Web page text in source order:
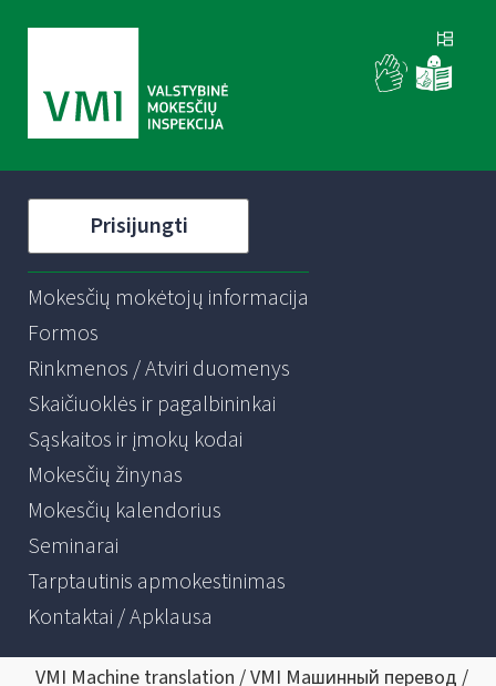
Prisijungti
Mokesčių mokėtojų informacija
Formos
Rinkmenos / Atviri duomenys
Skaičiuoklės ir pagalbininkai
Sąskaitos ir įmokų kodai
Mokesčių žinynas
Mokesčių kalendorius
Seminarai
Tarptautinis apmokestinimas
Kontaktai / Apklausa
VMI Machine translation / VMI Машинный перевод /